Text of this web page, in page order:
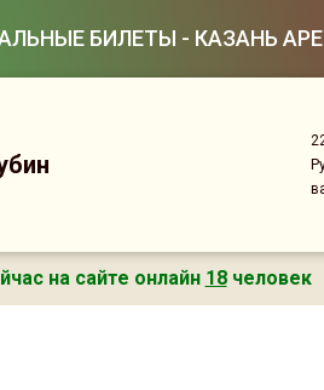
БИЛЕТЫ - КАЗАНЬ
на сайте онлайн 18человек